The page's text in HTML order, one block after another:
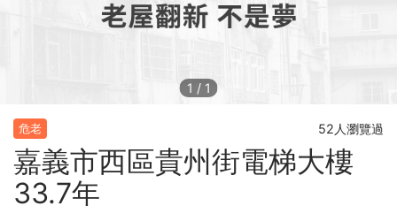
1 / 1
危老 52人瀏覽過
嘉義市西區貴州街電梯大樓
33.7年